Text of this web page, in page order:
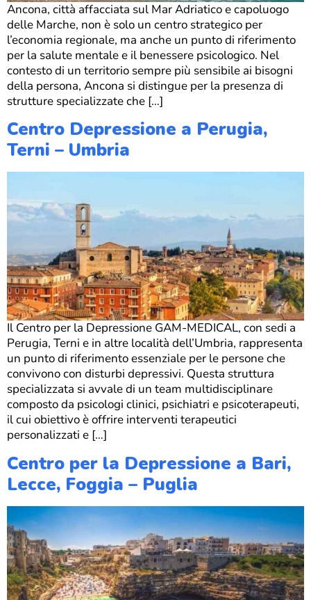
Ancona, città affacciata sul Mar Adriatico e capoluogo
delle Marche, non è solo un centro strategico per
l’economia regionale, ma anche un punto di riferimento
per la salute mentale e il benessere psicologico. Nel
contesto di un territorio sempre più sensibile ai bisogni
della persona, Ancona si distingue per la presenza di
strutture specializzate che […]
Centro Depressione a Perugia,
Terni – Umbria
Il Centro per la Depressione GAM-MEDICAL, con sedi a
Perugia, Terni e in altre località dell’Umbria, rappresenta
un punto di riferimento essenziale per le persone che
convivono con disturbi depressivi. Questa struttura
specializzata si avvale di un team multidisciplinare
composto da psicologi clinici, psichiatri e psicoterapeuti,
il cui obiettivo è offrire interventi terapeutici
personalizzati e […]
Centro per la Depressione a Bari,
Lecce, Foggia – Puglia